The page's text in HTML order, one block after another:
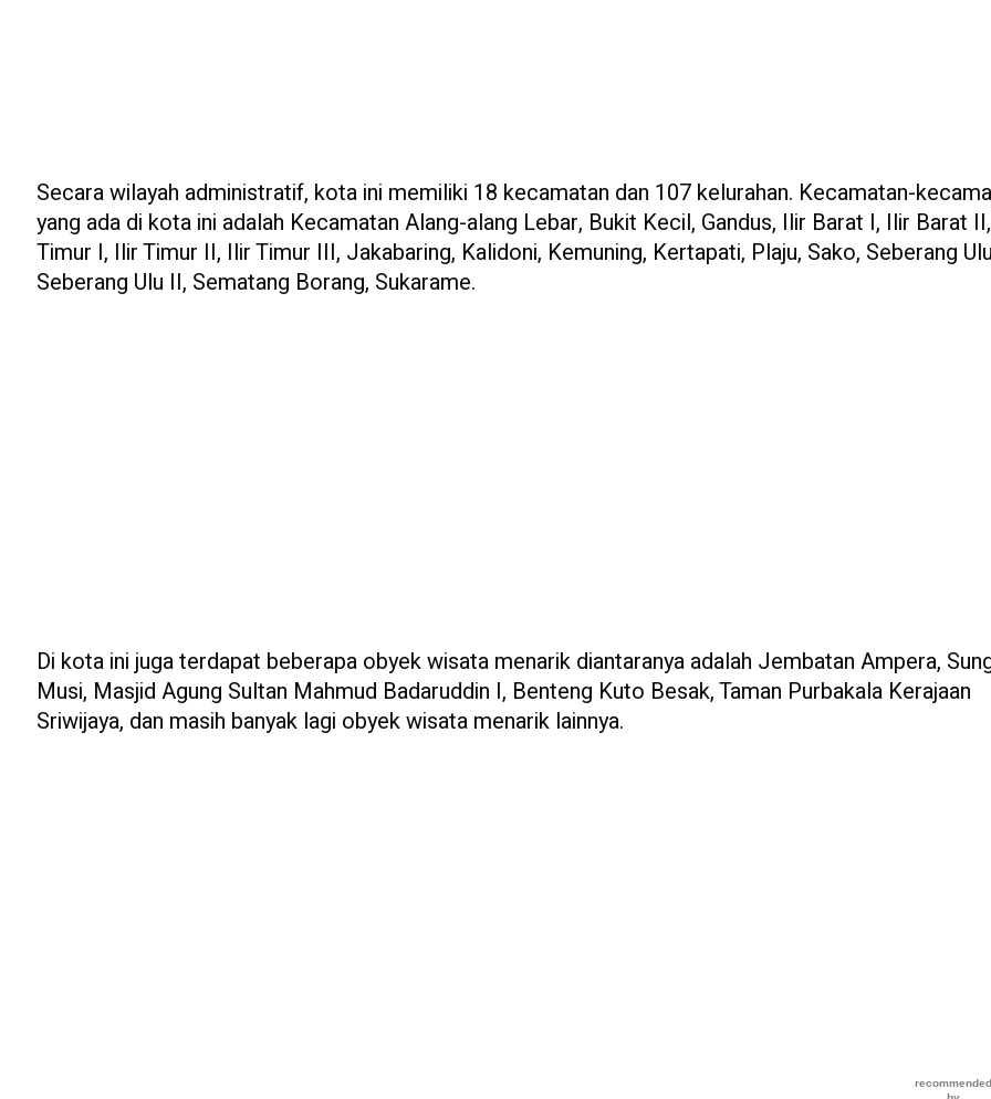
Secara wilayah administratif, kota ini memiliki 18 kecamatan dan 107 kelurahan. Kecamatan-
yang ada di kota ini adalah Kecamatan Alang-alang Lebar, Bukit Kecil, Gandus, Ilir Barat I, Ilir Barat
Timur I, Ilir Timur II, Ilir Timur III, Jakabaring, Kalidoni, Kemuning, Kertapati, Plaju, Sako, Seberang
Seberang Ulu II, Sematang Borang, Sukarame.
Di kota ini juga terdapat beberapa obyek wisata menarik diantaranya adalah Jembatan Ampera,
Musi, Masjid Agung Sultan Mahmud Badaruddin I, Benteng Kuto Besak, Taman Purbakala Kerajaan
Sriwijaya, dan masih banyak lagi obyek wisata menarik lainnya.